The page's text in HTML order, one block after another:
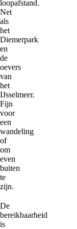
loopafstand.
Net
als
het
Diemerpark
en
de
oevers
van
het
IJsselmeer.
Fijn
voor
een
wandeling
of
om
even
buiten
te
zijn.
De
bereikbaarheid
is